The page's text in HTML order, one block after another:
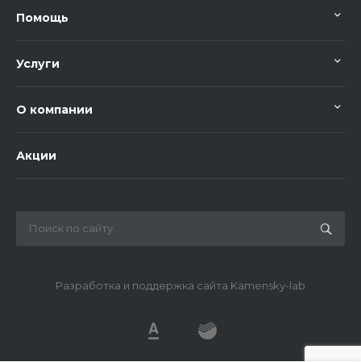
Помощь
Услуги
О компании
Акции
Разработка и поддержка сайта Kamensky-lab